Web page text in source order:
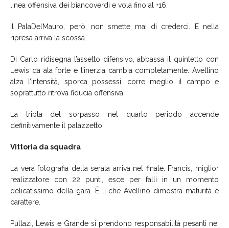
linea offensiva dei biancoverdi e vola fino al +16.
Il PalaDelMauro, però, non smette mai di crederci. E nella
ripresa arriva la scossa.
Di Carlo ridisegna l’assetto difensivo, abbassa il quintetto con
Lewis da ala forte e l’inerzia cambia completamente. Avellino
alza l’intensità, sporca possessi, corre meglio il campo e
soprattutto ritrova fiducia offensiva.
La tripla del sorpasso nel quarto periodo accende
definitivamente il palazzetto.
Vittoria da squadra
La vera fotografia della serata arriva nel finale. Francis, miglior
realizzatore con 22 punti, esce per falli in un momento
delicatissimo della gara. È lì che Avellino dimostra maturità e
carattere.
Pullazi, Lewis e Grande si prendono responsabilità pesanti nei